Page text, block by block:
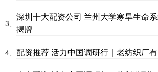
3、
深圳十大配资公司 兰州大学寒旱生命
揭牌
4、 配资推荐 活力中国调研行｜老纺织厂有